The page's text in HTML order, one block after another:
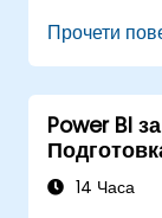
данни.
табла и
за
Прочети
Power BI
14 Часа